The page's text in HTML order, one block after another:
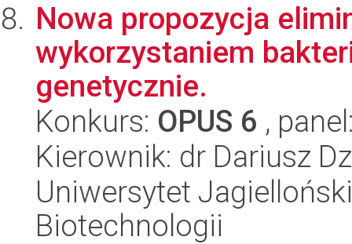
Nowa propozycja
wykorzystaniem
genetycznie.
Konkurs: OPUS 6 ,
Kierownik: dr Dariusz
Uniwersytet
Biotechnologii